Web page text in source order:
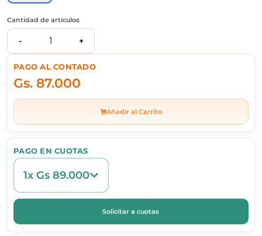
PAGO AL CONTADO
Gs. 87.000
Añadir al Carrito
PAGO EN CUOTAS
1x Gs 89.000
Solicitar a cuotas
Cantidad de artículos
- 1 +